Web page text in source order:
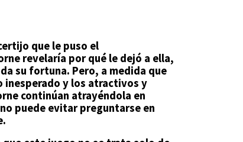
que le puso el
revelaría por qué le dejó a ella,
su fortuna. Pero, a medida que
inesperado y los atractivos y
continúan atrayéndola en
puede evitar preguntarse en